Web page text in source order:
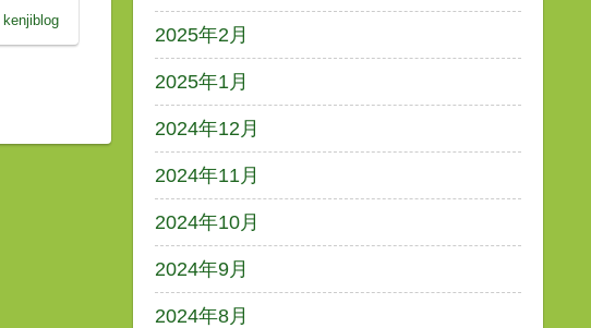
kenjiblog
2025年2月
2025年1月
2024年12月
2024年11月
2024年10月
2024年9月
2024年8月